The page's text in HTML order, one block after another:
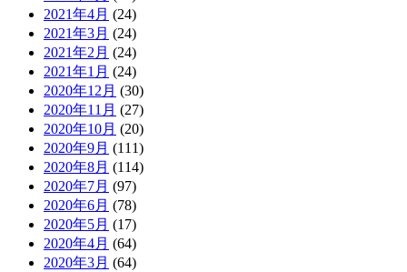
2021年4月 (24)
2021年3月 (24)
2021年2月 (24)
2021年1月 (24)
2020年12月 (30)
2020年11月 (27)
2020年10月 (20)
2020年9月 (111)
2020年8月 (114)
2020年7月 (97)
2020年6月 (78)
2020年5月 (17)
2020年4月 (64)
2020年3月 (64)